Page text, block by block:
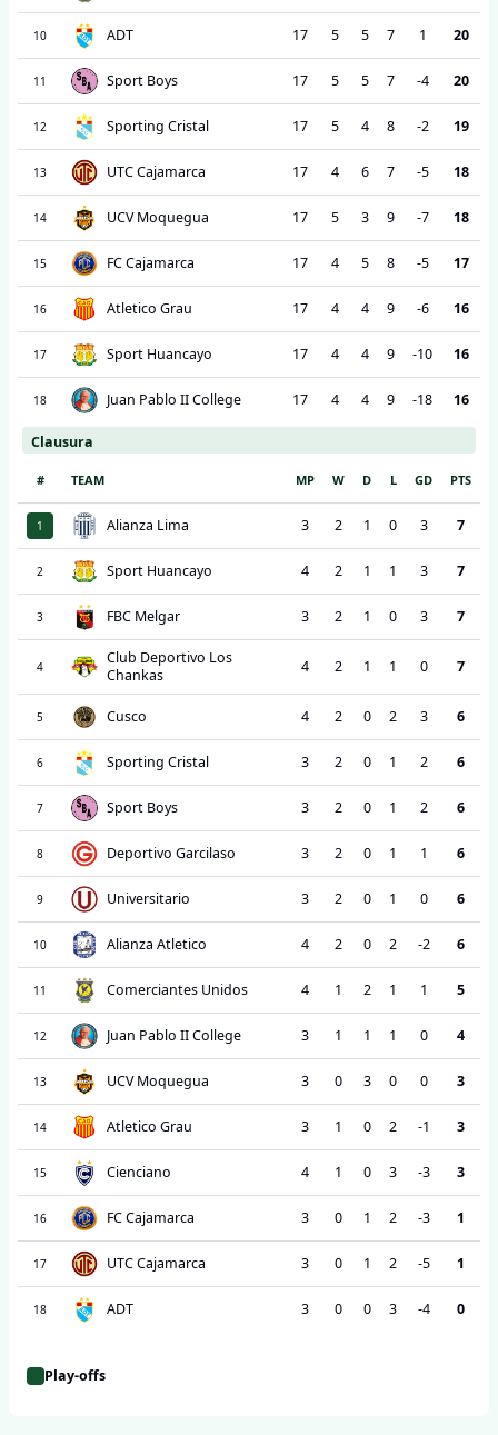
10 ADT 17 5 5 7 1 20
11 Sport Boys 17 5 5 7 -4 20
12 Sporting Cristal 17 5 4 8 -2 19
13 UTC Cajamarca 17 4 6 7 -5 18
14 UCV Moquegua 17 5 3 9 -7 18
15 FC Cajamarca 17 4 5 8 -5 17
16 Atletico Grau 17 4 4 9 -6 16
17 Sport Huancayo 17 4 4 9 -10 16
18 Juan Pablo II College 17 4 4 9 -18 16
Clausura
# TEAM MP W D L GD PTS
1 Alianza Lima 3 2 1 0 3 7
2 Sport Huancayo 4 2 1 1 3 7
3 FBC Melgar 3 2 1 0 3 7
4
Club Deportivo Los
Chankas
4 2 1 1 0 7
5 Cusco 4 2 0 2 3 6
6 Sporting Cristal 3 2 0 1 2 6
7 Sport Boys 3 2 0 1 2 6
8 Deportivo Garcilaso 3 2 0 1 1 6
9 Universitario 3 2 0 1 0 6
10 Alianza Atletico 4 2 0 2 -2 6
11 Comerciantes Unidos 4 1 2 1 1 5
12 Juan Pablo II College 3 1 1 1 0 4
13 UCV Moquegua 3 0 3 0 0 3
14 Atletico Grau 3 1 0 2 -1 3
15 Cienciano 4 1 0 3 -3 3
16 FC Cajamarca 3 0 1 2 -3 1
17 UTC Cajamarca 3 0 1 2 -5 1
18 ADT 3 0 0 3 -4 0
Play-offs